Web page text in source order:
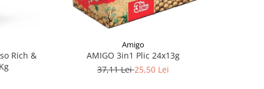
Rich &
Amigo
AMIGO 3in1 Plic 24x13g
37,11 Lei25,50 Lei